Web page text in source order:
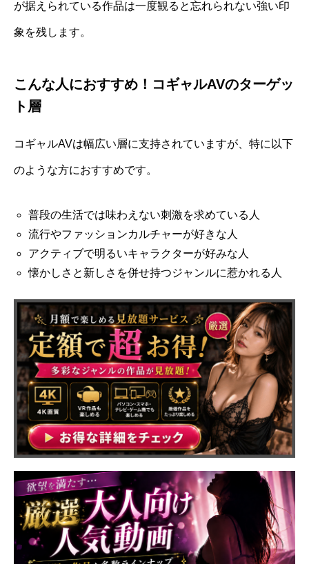
が据えられている作品は一度観ると忘れられない強い印
象を残します。
こんな人におすすめ！コギャルAVのターゲッ
ト層
コギャルAVは幅広い層に支持されていますが、特に以下
のような方におすすめです。
普段の生活では味わえない刺激を求めている人
流行やファッションカルチャーが好きな人
アクティブで明るいキャラクターが好みな人
懐かしさと新しさを併せ持つジャンルに惹かれる人